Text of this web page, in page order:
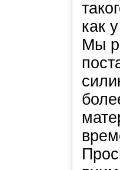
как
Мы